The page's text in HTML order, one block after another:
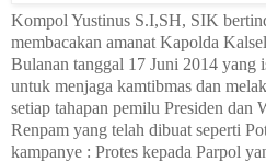
Kompol Yustinus S.I,SH, SIK
membacakan amanat Kapolda
Bulanan tanggal 17 Juni 2014 yang
untuk menjaga kamtibmas dan
setiap tahapan pemilu Presiden dan
Renpam yang telah dibuat seperti
kampanye : Protes kepada Parpol